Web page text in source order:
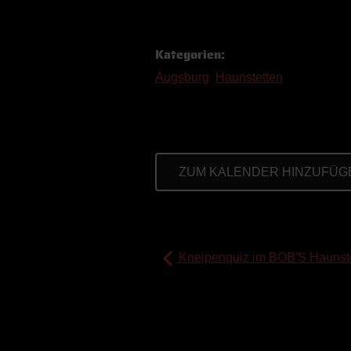
Kategorien:
Augsburg Haunstetten
ZUM KALENDER
Kneipenquiz im BOB'S